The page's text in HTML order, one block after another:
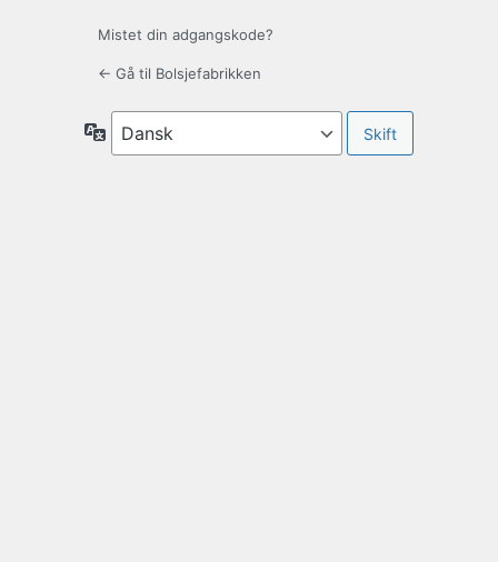
Mistet din adgangskode?
← Gå til Bolsjefabrikken
Sprog